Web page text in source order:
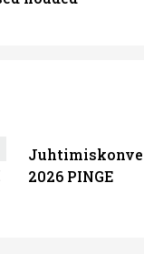
2026 PINGE